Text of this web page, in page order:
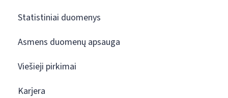
Statistiniai duomenys
Asmens duomenų apsauga
Viešieji pirkimai
Karjera